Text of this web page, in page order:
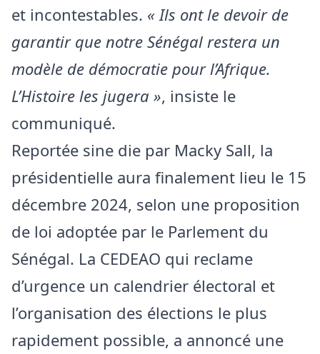
et incontestables. « Ils ont le devoir de
garantir que notre Sénégal restera un
modèle de démocratie pour l’Afrique.
L’Histoire les jugera », insiste le
communiqué.
Reportée sine die par Macky Sall, la
présidentielle aura finalement lieu le 15
décembre 2024, selon une proposition
de loi adoptée par le Parlement du
Sénégal. La CEDEAO qui reclame
d’urgence un calendrier électoral et
l’organisation des élections le plus
rapidement possible, a annoncé une